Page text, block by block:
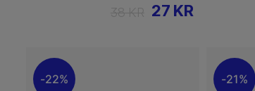
27 KR
22% 21%